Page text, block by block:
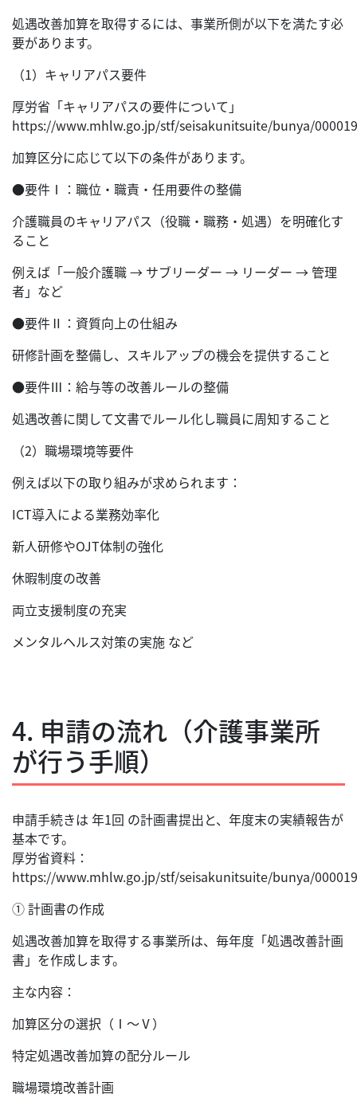
処遇改善加算を取得するには、事業所側が以下を満たす必
要があります。
（1）キャリアパス要件
厚労省「キャリアパスの要件について」
https://www.mhlw.go.jp/stf/seisakunitsuite/bunya/
加算区分に応じて以下の条件があります。
●要件Ⅰ：職位・職責・任用要件の整備
介護職員のキャリアパス（役職・職務・処遇）を明確化す
ること
例えば「一般介護職 → サブリーダー → リーダー → 管理
者」など
●要件Ⅱ：資質向上の仕組み
研修計画を整備し、スキルアップの機会を提供すること
●要件Ⅲ：給与等の改善ルールの整備
処遇改善に関して文書でルール化し職員に周知すること
（2）職場環境等要件
例えば以下の取り組みが求められます：
ICT導入による業務効率化
新人研修やOJT体制の強化
休暇制度の改善
両立支援制度の充実
メンタルヘルス対策の実施 など
4. 申請の流れ（介護事業所
が行う手順）
申請手続きは 年1回 の計画書提出と、年度末の実績報告が
基本です。
厚労省資料：
https://www.mhlw.go.jp/stf/seisakunitsuite/bunya/
① 計画書の作成
処遇改善加算を取得する事業所は、毎年度「処遇改善計画
書」を作成します。
主な内容：
加算区分の選択（Ⅰ〜Ⅴ）
特定処遇改善加算の配分ルール
職場環境改善計画